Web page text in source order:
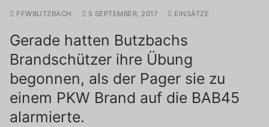
FFWBUTZBACH 5 SEPTEMBER, 2017 EINSÄTZE
Gerade hatten Butzbachs
Brandschützer ihre Übung
begonnen, als der Pager sie zu
einem PKW Brand auf die BAB45
alarmierte.